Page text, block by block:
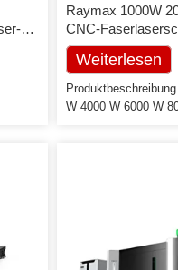
von
Raymax 1000W
CNC-
Aluminium-Bleche
Weiterlesen
W 4000 W 6000 W
Vibration, um
Maschine nach